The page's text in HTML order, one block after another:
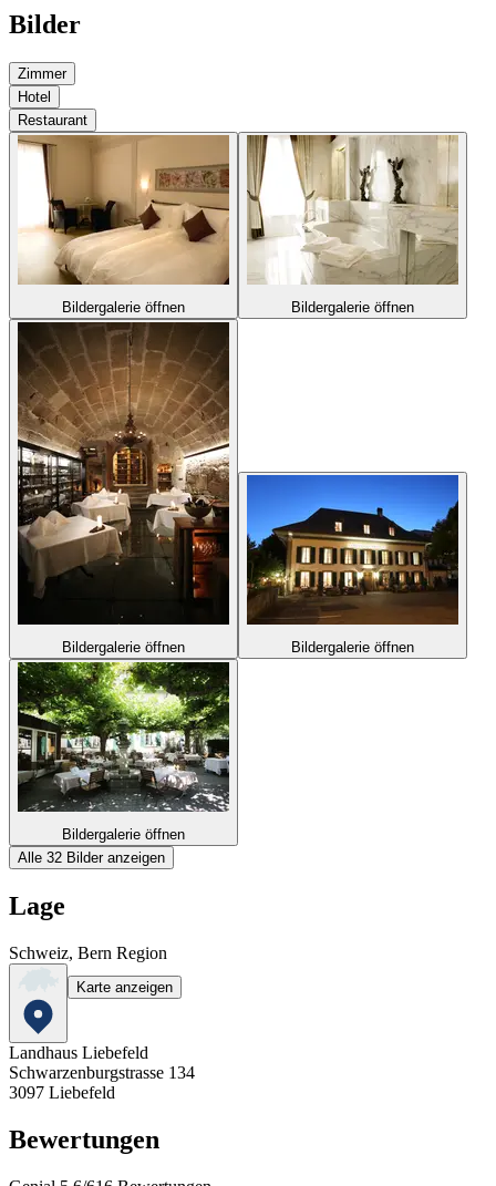
Bilder
Zimmer
Hotel
Restaurant
Bildergalerie öffnen Bildergalerie öffnen
Bildergalerie öffnen Bildergalerie öffnen
Bildergalerie öffnen
Alle 32 Bilder anzeigen
Lage
Schweiz, Bern Region
Karte anzeigen
Landhaus Liebefeld
Schwarzenburgstrasse 134
3097 Liebefeld
Bewertungen